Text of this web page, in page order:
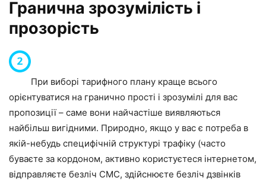
Гранична зрозумілість і
прозорість
При виборі тарифного плану краще всього
орієнтуватися на гранично прості і зрозумілі для вас
пропозиції – саме вони найчастіше виявляються
найбільш вигідними. Природно, якщо у вас є потреба в
якій-небудь специфічній структурі трафіку (часто
буваєте за кордоном, активно користуєтеся інтернетом,
відправляєте безліч СМС, здійснюєте безліч дзвінків